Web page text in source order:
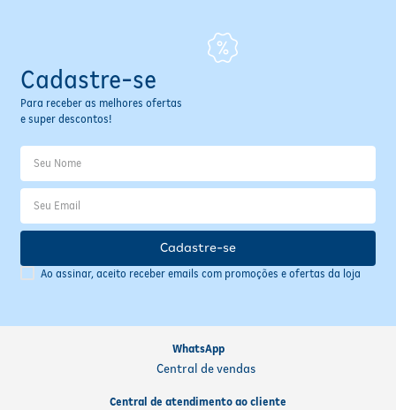
Cadastre-se
Para receber as melhores ofertas
e super descontos!
Ao assinar, aceito receber emails com promoções e ofertas da loja
Cadastre-se
WhatsApp
Central de vendas
Central de atendimento ao cliente